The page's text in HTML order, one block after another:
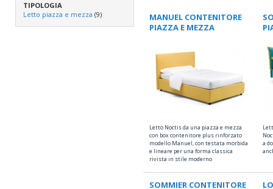
MANUEL CONTENITORE
PIAZZA E MEZZA
Letto Noctis da una piazza e mezza
con box contenitore plus rinforzato
modello Manuel, con testata morbida
e lineare per una forma classica
rivista in stile moderno
a
SOMMIER CONTENITORE
TIPOLOGIA
Letto piazza e mezza (9)